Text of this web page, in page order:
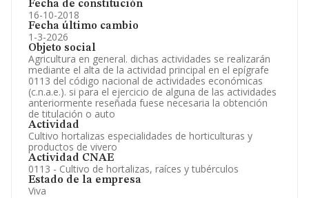
Fecha de constitución
16-10-2018
Fecha último cambio
1-3-2026
Objeto social
Agricultura en general. dichas actividades se realizarán
mediante el alta de la actividad principal en el epígrafe
0113 del código nacional de actividades económicas
(c.n.a.e.). si para el ejercicio de alguna de las actividades
anteriormente reseñada fuese necesaria la obtención
de titulación o auto
Actividad
Cultivo hortalizas especialidades de horticulturas y
productos de vivero
Actividad CNAE
0113 - Cultivo de hortalizas, raíces y tubérculos
Estado de la empresa
Viva